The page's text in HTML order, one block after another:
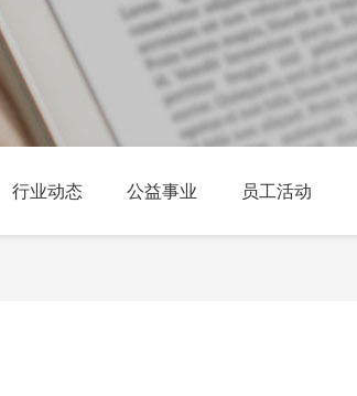
行业动态 公益事业 员工活动